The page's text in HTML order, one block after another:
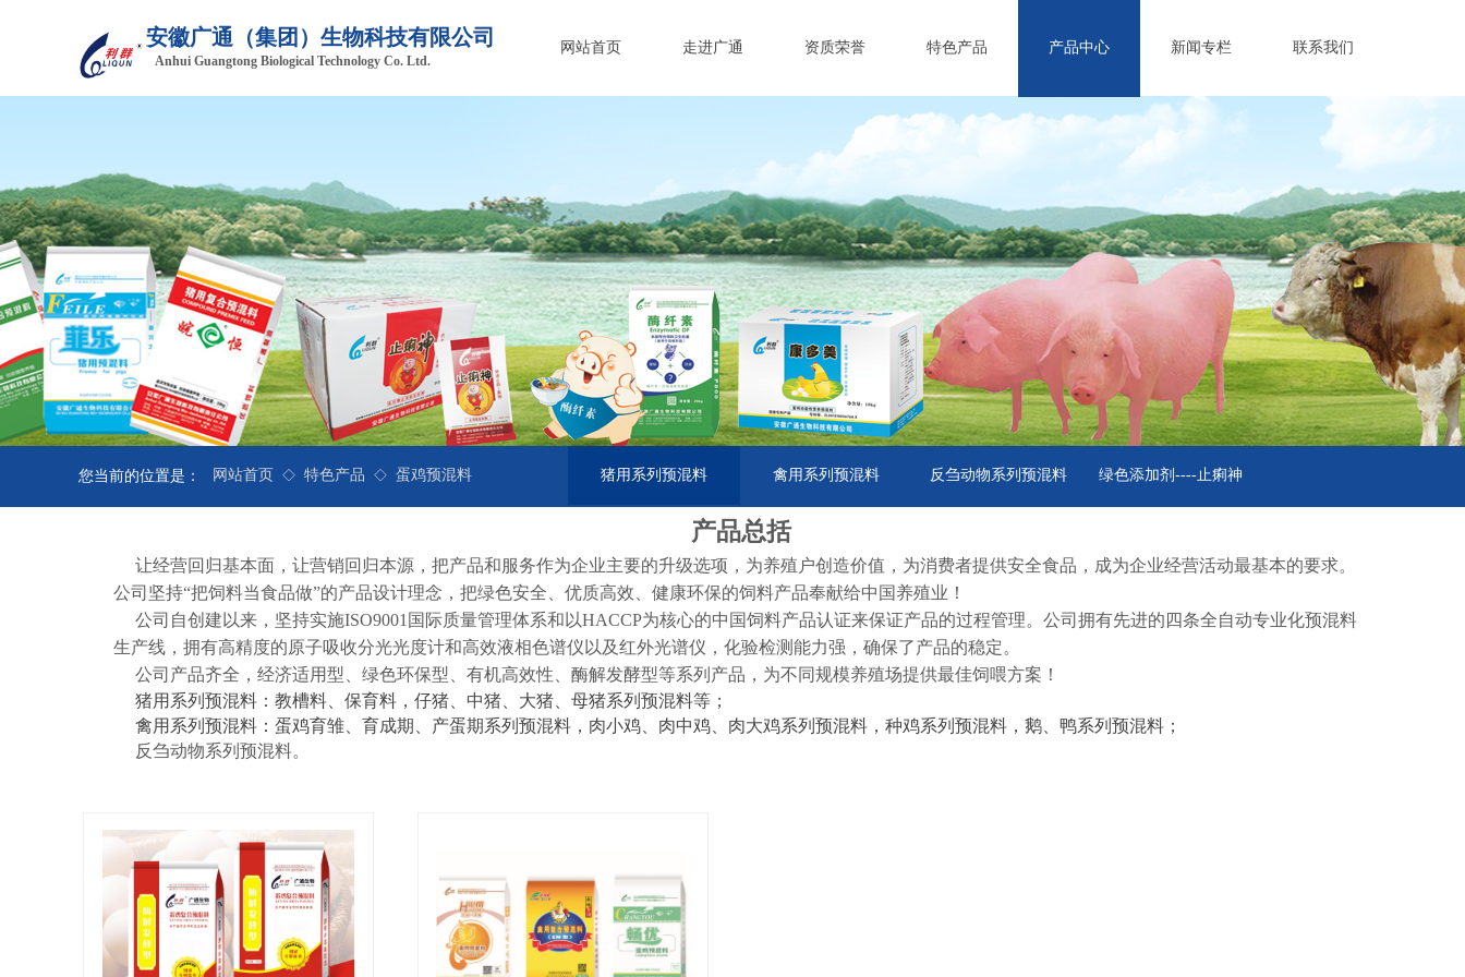
网站首页 ◇ 特色产品 ◇ 蛋鸡预混料
您当前的位置是： 猪用系列预混料 禽用系列预混料 反刍动物系列预混料 绿色添加剂----止痢神
产品总括
让经营回归基本面 ，让营销回归本源 ，把产品和服务作为企业主要的升级选项，为养殖户创造价值，为消费者提供安全食品，成为企业经营活动最基本的要求。
公司坚持“把饲料当食品做”的产品设计理念，把绿色安全、优质高效、健康环保的饲料产品奉献给中国养殖业！
公司自创建以来，坚持实施ISO9001国际质量管理体系和以HACCP为核心的中国饲料产品认证来保证产品的过程管理。公司拥有先进的四条全自动专业化预混料
生产线，拥有高精度的原子吸收分光光度计和高效液相色谱仪以及红外光谱仪，化验检测能力强，确保了产品的稳定。
公司产品齐全，经济适用型、绿色环保型、有机高效性、酶解发酵型等系列产品，为不同规模养殖场提供最佳饲喂方案！
猪用系列预混料： 教槽料、保育料，仔猪、中猪、大猪、母猪系列预混料等；
禽用系列预混料： 蛋鸡育雏、育成期、产蛋期系列预混料，肉小鸡、肉中鸡、肉大鸡系列预混料，种鸡系列预混料，鹅、鸭系列预混料；
反刍动物系列预混料。
安徽广通（集团 ）生物科技有限公司 网站首页 走进广通 资质荣誉 特色产品 产品中心 新闻专栏 联系我们
Anhui Guangtong Biological Technology Co. Ltd.